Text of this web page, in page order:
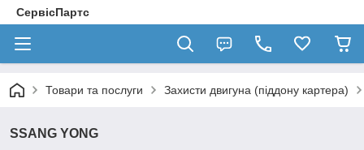
СервісПартс
Товари та послуги Захисти двигуна (піддону картера)
SSANG YONG